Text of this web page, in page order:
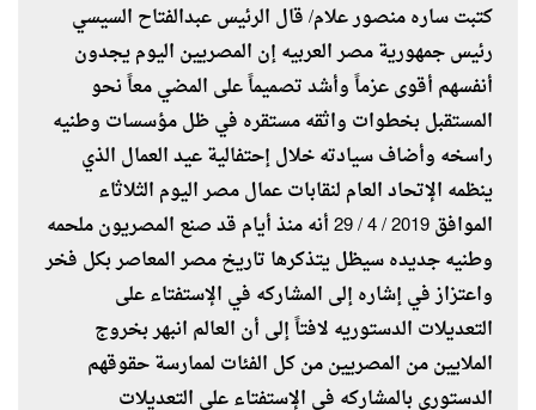
كتبت ساره منصور علام/ قال الرئيس عبدالفتاح السيسي
رئيس جمهورية مصر العربيه إن المصريين اليوم يجدون
أنفسهم أقوى عزماً وأشد تصميماً على المضي معاً نحو
المستقبل بخطوات واثقه مستقره في ظل مؤسسات وطنيه
راسخه وأضاف سيادته خلال إحتفالية عيد العمال الذي
ينظمه الإتحاد العام لنقابات عمال مصر اليوم الثلاثاء
الموافق 2019 / 4 / 29 أنه منذ أيام قد صنع المصريون ملحمه
وطنيه جديده سيظل يتذكرها تاريخ مصر المعاصر بكل فخر
واعتزاز في إشاره إلى المشاركه في الإستفتاء على
التعديلات الدستوريه لافتاً إلى أن العالم انبهر بخروج
الملايين من المصريين من كل الفئات لممارسة حقوقهم
الدستوري بالمشاركه في الإستفتاء على التعديلات